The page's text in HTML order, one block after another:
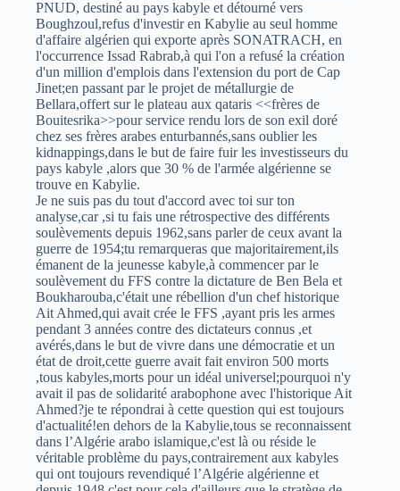
PNUD, destiné au pays kabyle et détourné vers
Boughzoul,refus d'investir en Kabylie au seul homme
d'affaire algérien qui exporte après SONATRACH, en
l'occurrence Issad Rabrab,à qui l'on a refusé la création
d'un million d'emplois dans l'extension du port de Cap
Jinet;en passant par le projet de métallurgie de
Bellara,offert sur le plateau aux qataris <<frères de
Bouitesrika>>pour service rendu lors de son exil doré
chez ses frères arabes enturbannés,sans oublier les
kidnappings,dans le but de faire fuir les investisseurs du
pays kabyle ,alors que 30 % de l'armée algérienne se
trouve en Kabylie.
Je ne suis pas du tout d'accord avec toi sur ton
analyse,car ,si tu fais une rétrospective des différents
soulèvements depuis 1962,sans parler de ceux avant la
guerre de 1954;tu remarqueras que majoritairement,ils
émanent de la jeunesse kabyle,à commencer par le
soulèvement du FFS contre la dictature de Ben Bela et
Boukharouba,c'était une rébellion d'un chef historique
Ait Ahmed,qui avait crée le FFS ,ayant pris les armes
pendant 3 années contre des dictateurs connus ,et
avérés,dans le but de vivre dans une démocratie et un
état de droit,cette guerre avait fait environ 500 morts
,tous kabyles,morts pour un idéal universel;pourquoi n'y
avait il pas de solidarité arabophone avec l'historique Ait
Ahmed?je te répondrai à cette question qui est toujours
d'actualité!en dehors de la Kabylie,tous se reconnaissent
dans l’Algérie arabo islamique,c'est là ou réside le
véritable problème du pays,contrairement aux kabyles
qui ont toujours revendiqué l’Algérie algérienne et